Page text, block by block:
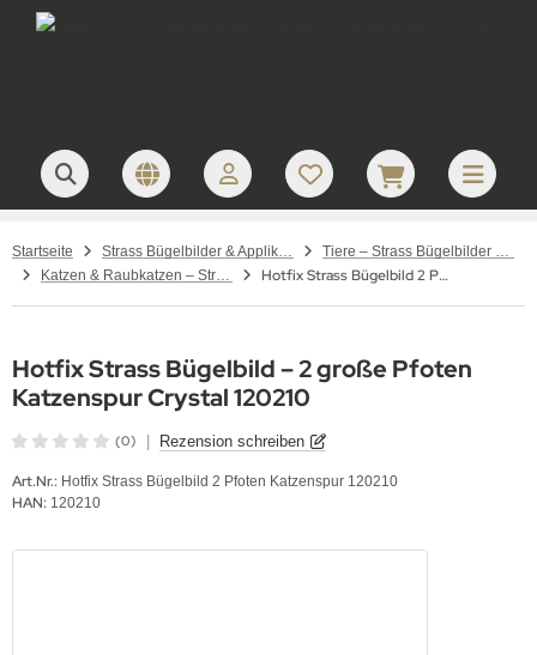
Startseite Strass Bügelbilder & Applikationen zum Aufbügeln
Tiere – Strass Bügelbilder & Motive
Katzen & Raubkatzen – Strass Bügelbilder & Motive
Hotfix Strass Bügelbild 2 Pfoten Katzenspur groß 120210
Hotfix Strass Bügelbild – 2 große Pfoten
Katzenspur Crystal 120210
(0) Rezension schreiben
Art.Nr.: Hotfix Strass Bügelbild 2 Pfoten Katzenspur 120210
HAN: 120210